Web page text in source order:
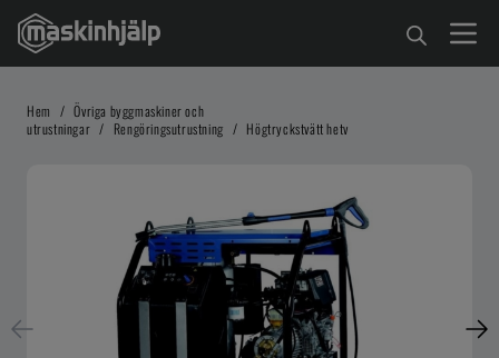
Hem / Övriga byggmaskiner och
utrustningar / Rengöringsutrustning / Högtryckstvätt hetv